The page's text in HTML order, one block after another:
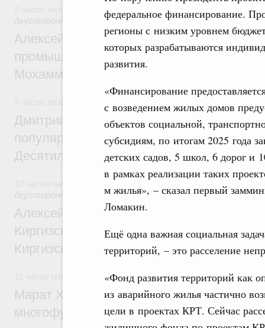
федеральное финансирование.
регионы с низким уровнем
которых разрабатываются
развития.
«Финансирование
с возведением жилых домов
объектов социальной,
субсидиям, по итогам 2025 года
детских садов, 5 школ, 6 дорог и
в рамках реализации таких
м жилья», – сказал первый
Ломакин.
Ещё одна важная социальная
территорий, – это расселение
«Фонд развития территорий как
из аварийного жилья частично
цели в проектах КРТ. Сейчас
Экономические отношения с зарубежными
двусторонней основе
Алексей Оверчук провёл рабочую
промышленности, недропользования и
Мохаммадом Атабаком
Дмитрий Чернышенко: Порядка 110
популярного туризма в 35 регионах
Десятилетия науки и технологий
двусторонней основе
Алексей Оверчук принял участие в
Киргизского экономического форума и
Киргизской межрегиональной
Дорожное хозяйство
Марат Хуснуллин: На двух скоростных
многофункциональные зоны дорожного